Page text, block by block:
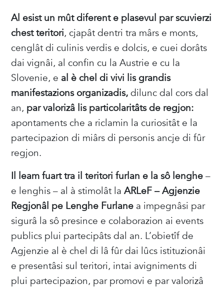
Al esist un mût diferent e plasevul par scuvierzi
chest teritori, cjapât dentri tra mârs e monts,
cenglât di culinis verdis e dolcis, e cuei dorâts
dai vignâi, al confin cu la Austrie e cu la
Slovenie, e al è chel di vivi lis grandis
manifestazions organizadis,dilunc dal cors dal
an, par valorizâ lis particolaritâts de regjon:
apontaments che a riclamin la curiositât e la
partecipazion di miârs di personis ancje di fûr
regjon.
Il leam fuart tra il teritori furlan e la sô lenghe–
e lenghis – al à stimolât laARLeF – Agjenzie
Regjonâl pe Lenghe Furlane a impegnâsi par
sigurâ la sô presince e colaborazion ai events
publics plui partecipâts dal an. L’obietîf de
Agjenzie al è chel di lâ fûr dai lûcs istituzionâi
e presentâsi sul teritori, intai avigniments di
plui partecipazion, par promovi e par valorizâ